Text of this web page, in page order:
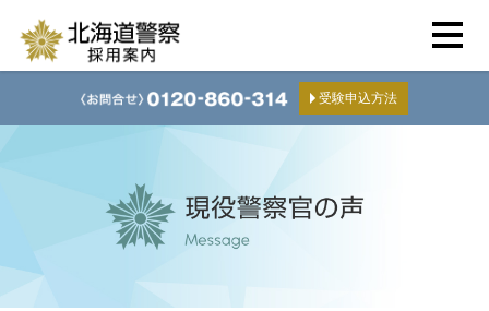
受験申込方法